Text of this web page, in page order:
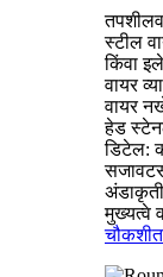
स्टील
किंवा
वायर
वायर
हेड
डिटेल:
मुख्यत्वे
चौकशी